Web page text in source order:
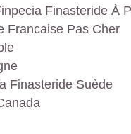
Finasteride À
Francaise Pas Cher
Finasteride Suède